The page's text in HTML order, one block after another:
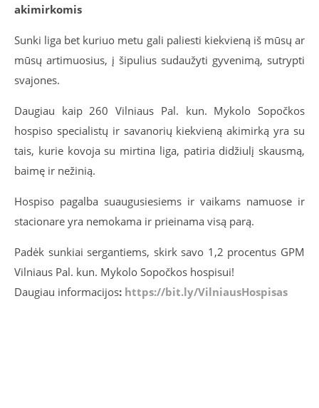
akimirkomis
Sunki liga bet kuriuo metu gali paliesti kiekvieną iš mūsų ar
mūsų artimuosius, į šipulius sudaužyti gyvenimą, sutrypti
svajones.
Daugiau kaip 260 Vilniaus Pal. kun. Mykolo Sopočkos
hospiso specialistų ir savanorių kiekvieną akimirką yra su
tais, kurie kovoja su mirtina liga, patiria didžiulį skausmą,
baimę ir nežinią.
Hospiso pagalba suaugusiesiems ir vaikams namuose ir
stacionare yra nemokama ir prieinama visą parą.
Padėk sunkiai sergantiems, skirk savo 1,2 procentus GPM
Vilniaus Pal. kun. Mykolo Sopočkos hospisui!
Daugiau informacijos: https://bit.ly/VilniausHospisas